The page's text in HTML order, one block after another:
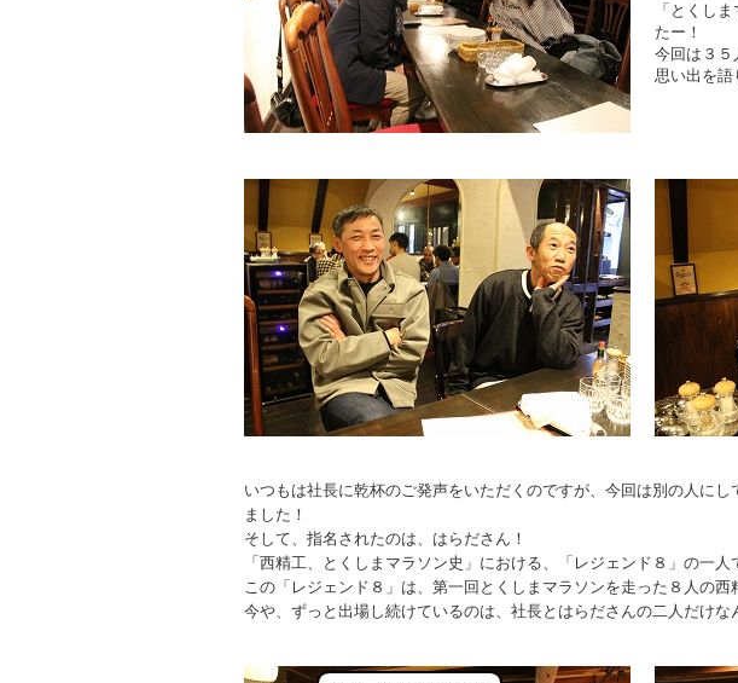
「とくし
たー！
今回は３５
思い出を語
いつもは社長に乾杯のご発声をいただくのですが、今回は別の人に
ました！
そして、指名されたのは、はらださん！
「西精工、とくしまマラソン史」における、「レジェンド８」の一人
この「レジェンド８」は、第一回とくしまマラソンを走った８人の西
今や、ずっと出場し続けているのは、社長とはらださんの二人だけな